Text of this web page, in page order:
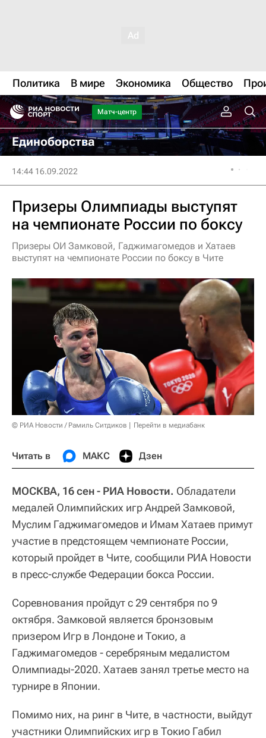
Политика В мире Экономика Общество
Матч-центр
Единоборства
14:44 16.09.2022
Призеры Олимпиады выступят
на чемпионате России по боксу
Призеры ОИ Замковой, Гаджимагомедов и Хатаев
выступят на чемпионате России по боксу в Чите
© РИА Новости / Рамиль Ситдиков Перейти в медиабанк
Читать в МАКС Дзен
МОСКВА, 16 сен - РИА Новости. Обладатели
медалей Олимпийских игр Андрей Замковой,
Муслим Гаджимагомедов и Имам Хатаев примут
участие в предстоящем чемпионате России,
который пройдет в Чите, сообщили РИА Новости
в пресс-службе Федерации бокса России.
Соревнования пройдут с 29 сентября по 9
октября. Замковой является бронзовым
призером Игр в Лондоне и Токио, а
Гаджимагомедов - серебряным медалистом
Олимпиады-2020. Хатаев занял третье место на
турнире в Японии.
Помимо них, на ринг в Чите, в частности, выйдут
участники Олимпийских игр в Токио Габил